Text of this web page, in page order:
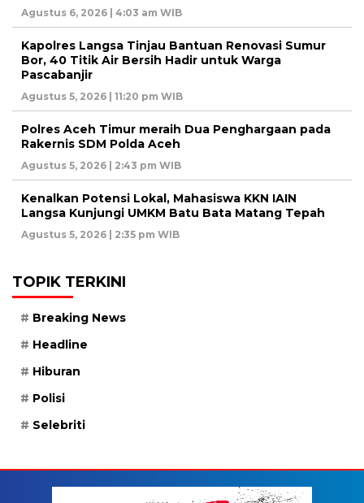
Agustus 6, 2026 | 4:03 am WIB
Kapolres Langsa Tinjau Bantuan Renovasi Sumur
Bor, 40 Titik Air Bersih Hadir untuk Warga
Pascabanjir
Agustus 5, 2026 | 11:20 pm WIB
Polres Aceh Timur meraih Dua Penghargaan pada
Rakernis SDM Polda Aceh
Agustus 5, 2026 | 2:43 pm WIB
Kenalkan Potensi Lokal, Mahasiswa KKN IAIN
Langsa Kunjungi UMKM Batu Bata Matang Tepah
Agustus 5, 2026 | 2:35 pm WIB
TOPIK TERKINI
Breaking News
Headline
Hiburan
Polisi
Selebriti